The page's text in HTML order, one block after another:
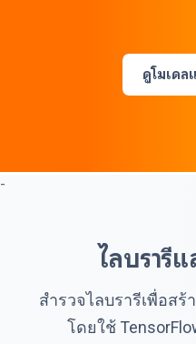
ดูโมเดล
-
ไลบรารี
สำรวจไลบรารีเพื่อสร้
โดยใช้